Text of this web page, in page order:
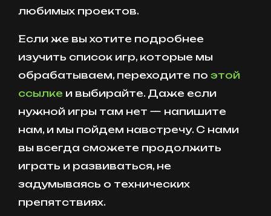
любимых проектов.
Если же вы хотите подробнее
изучить список игр, которые мы
обрабатываем, переходите по этой
ссылке и выбирайте. Даже если
нужной игры там нет — напишите
нам, и мы пойдем навстречу. С нами
вы всегда сможете продолжить
играть и развиваться, не
задумываясь о технических
препятствиях.